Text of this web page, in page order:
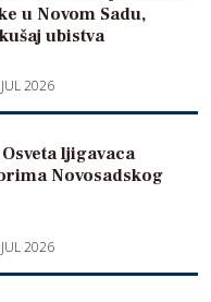
u Novom Sadu,
ubistva
2026
ljigavaca
Novosadskog
2026